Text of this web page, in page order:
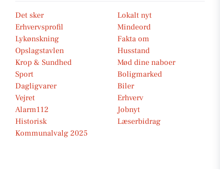
Det sker
Lokalt nyt
Erhvervsprofil
Mindeord
Lykønskning
Fakta om
Opslagstavlen
Husstand
Krop & Sundhed
Mød dine naboer
Sport
Boligmarked
Dagligvarer
Biler
Vejret
Erhverv
Alarm112
Jobnyt
Historisk
Læserbidrag
Kommunalvalg 2025